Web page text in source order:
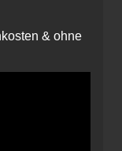
& ohne